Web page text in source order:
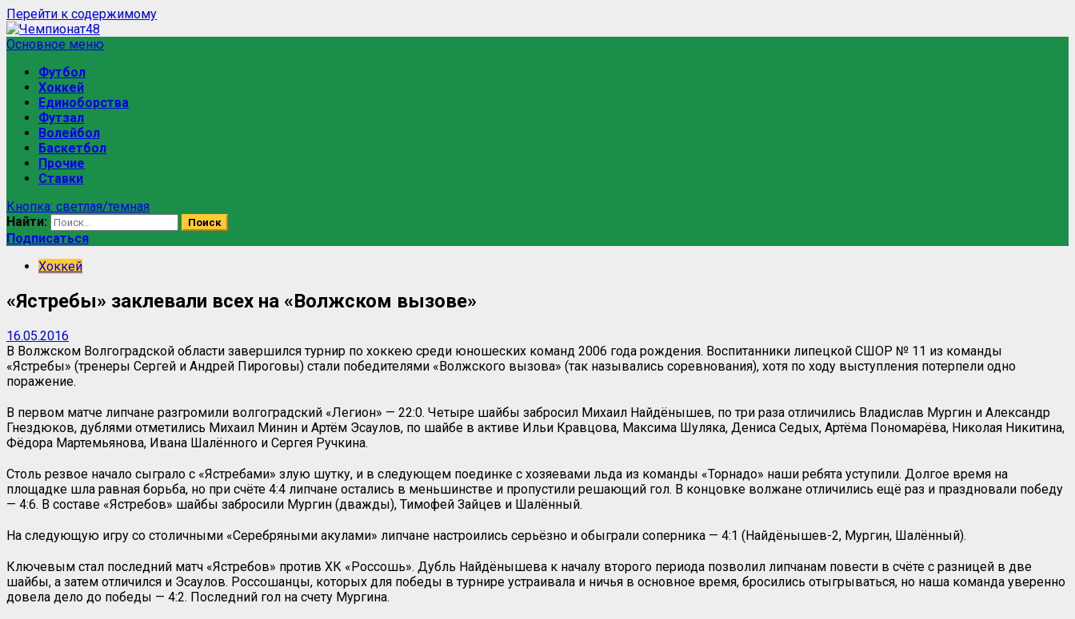
Перейти к содержимому
Основное меню
Футбол
Хоккей
Единоборства
Футзал
Волейбол
Баскетбол
Прочие
Ставки
Кнопка: светлая/темная
Найти:
Подписаться
Хоккей
«Ястребы» заклевали всех на «Волжском вызове»
16.05.2016
В Волжском Волгоградской области завершился турнир по хоккею среди юношеских команд 2006 года рождения. Воспитанники липецкой СШОР № 11 из команды
«Ястребы» (тренеры Сергей и Андрей Пироговы) стали победителями «Волжского вызова» (так назывались соревнования), хотя по ходу выступления потерпели одно
поражение.
В первом матче липчане разгромили волгоградский «Легион» — 22:0. Четыре шайбы забросил Михаил Найдёнышев, по три раза отличились Владислав Мургин и Александр
Гнездюков, дублями отметились Михаил Минин и Артём Эсаулов, по шайбе в активе Ильи Кравцова, Максима Шуляка, Дениса Седых, Артёма Пономарёва, Николая Никитина,
Фёдора Мартемьянова, Ивана Шалённого и Сергея Ручкина.
Столь резвое начало сыграло с «Ястребами» злую шутку, и в следующем поединке с хозяевами льда из команды «Торнадо» наши ребята уступили. Долгое время на
площадке шла равная борьба, но при счёте 4:4 липчане остались в меньшинстве и пропустили решающий гол. В концовке волжане отличились ещё раз и праздновали победу
— 4:6. В составе «Ястребов» шайбы забросили Мургин (дважды), Тимофей Зайцев и Шалённый.
На следующую игру со столичными «Серебряными акулами» липчане настроились серьёзно и обыграли соперника — 4:1 (Найдёнышев-2, Мургин, Шалённый).
Ключевым стал последний матч «Ястребов» против ХК «Россошь». Дубль Найдёнышева к началу второго периода позволил липчанам повести в счёте с разницей в две
шайбы, а затем отличился и Эсаулов. Россошанцы, которых для победы в турнире устраивала и ничья в основное время, бросились отыгрываться, но наша команда уверенно
довела дело до победы — 4:2. Последний гол на счету Мургина.